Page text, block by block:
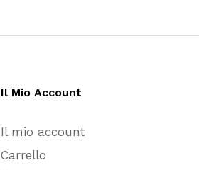
Il Mio Account
Il mio account
Carrello